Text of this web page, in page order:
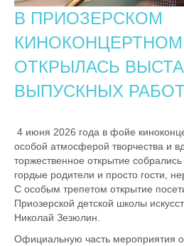
В ПРИОЗЕРСКОМ
ОТКРЫЛАСЬ
ВЫПУСКНЫХ
4 июня 2026 года в фойе
особой атмосферой творчества и
торжественное открытие собрались
гордые родители и просто гости,
С особым трепетом открытие
Приозерской детской школы
Николай Зезюлин.
Официальную часть мероприятия